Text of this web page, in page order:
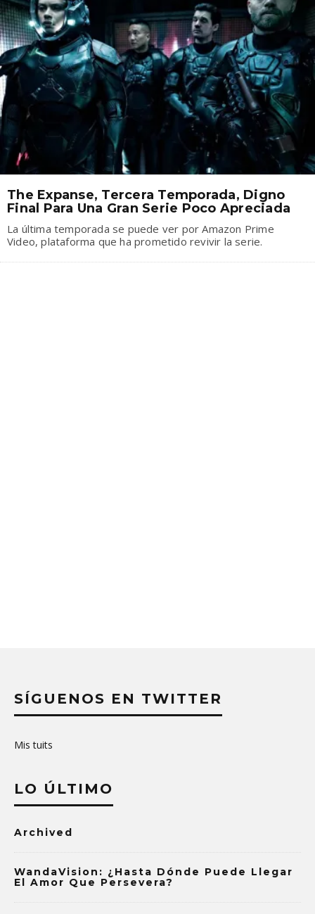
The Expanse, Tercera Temporada, Digno
Final Para Una Gran Serie Poco Apreciada
La última temporada se puede ver por Amazon Prime
Video, plataforma que ha prometido revivir la serie.
SÍGUENOS EN TWITTER
Mis tuits
LO ÚLTIMO
Archived
WandaVision: ¿Hasta Dónde Puede Llegar
El Amor Que Persevera?